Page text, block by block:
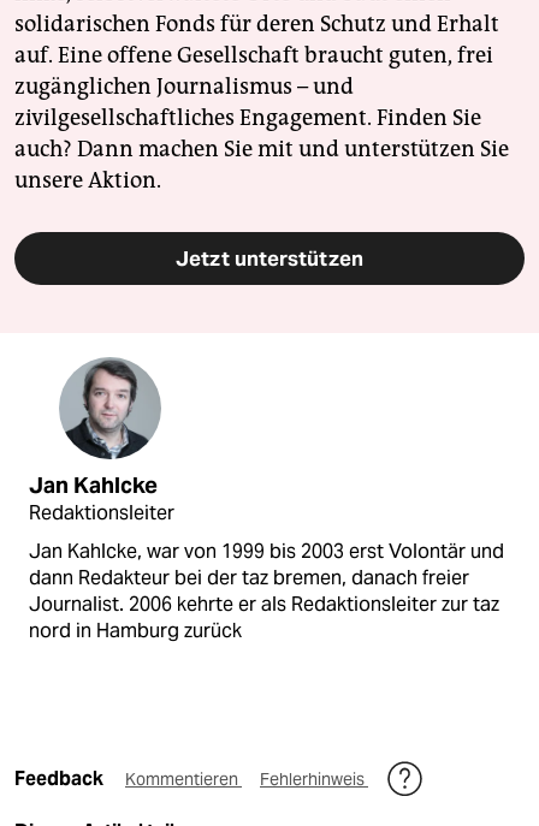
solidarischen Fonds für deren Schutz und Erhalt
auf. Eine offene Gesellschaft braucht guten, frei
zugänglichen Journalismus – und
zivilgesellschaftliches Engagement. Finden Sie
auch? Dann machen Sie mit und unterstützen Sie
unsere Aktion.
Jetzt unterstützen
Jan Kahlcke
Redaktionsleiter
Jan Kahlcke, war von 1999 bis 2003 erst Volontär und
dann Redakteur bei der taz bremen, danach freier
Journalist. 2006 kehrte er als Redaktionsleiter zur taz
nord in Hamburg zurück
Feedback Kommentieren Fehlerhinweis